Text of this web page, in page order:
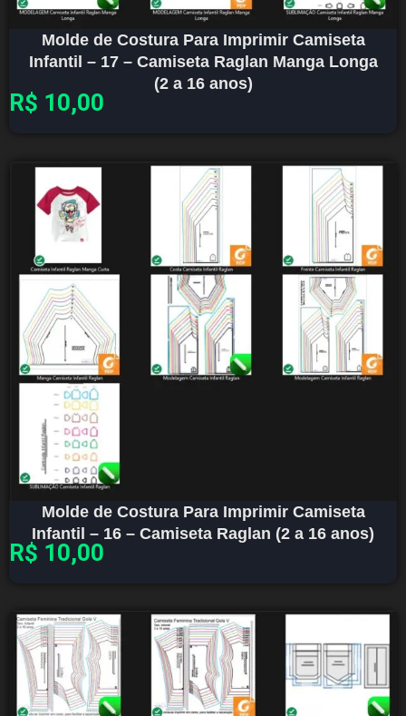
Molde de Costura Para Imprimir Camiseta
Infantil – 17 – Camiseta Raglan Manga Longa
(2 a 16 anos)
R$ 10,00
Molde de Costura Para Imprimir Camiseta
Infantil – 16 – Camiseta Raglan (2 a 16 anos)
R$ 10,00